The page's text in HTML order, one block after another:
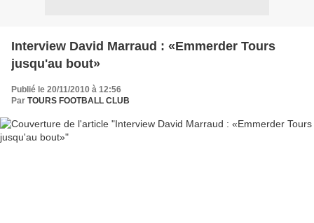
Interview David Marraud : «Emmerder Tours
jusqu'au bout»
Publié le 20/11/2010 à 12:56
Par TOURS FOOTBALL CLUB